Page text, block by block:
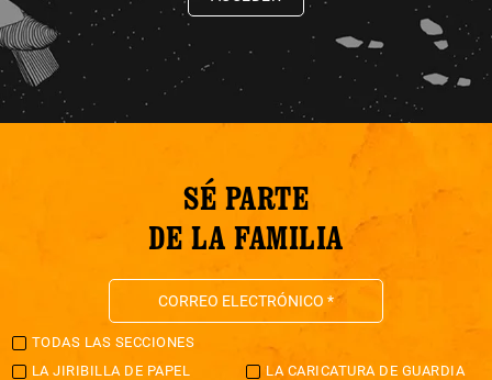
SÉ PARTE
DE LA FAMILIA
TODAS LAS SECCIONES
LA JIRIBILLA DE PAPEL
LA CARICATURA DE GUARDIA